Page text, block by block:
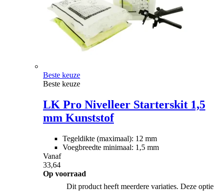
Beste keuze
Beste keuze
LK Pro Nivelleer Starterskit 1,5
mm Kunststof
Tegeldikte (maximaal): 12 mm
Voegbreedte minimaal: 1,5 mm
Vanaf
33,64
Op voorraad
Dit product heeft meerdere variaties. Deze optie